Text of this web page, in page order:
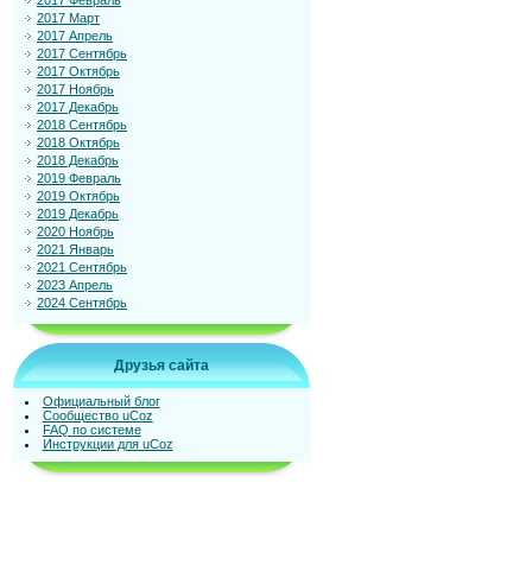
2017 Март
2017 Апрель
2017 Сентябрь
2017 Октябрь
2017 Ноябрь
2017 Декабрь
2018 Сентябрь
2018 Октябрь
2018 Декабрь
2019 Февраль
2019 Октябрь
2019 Декабрь
2020 Ноябрь
2021 Январь
2021 Сентябрь
2023 Апрель
2024 Сентябрь
Друзья сайта
Официальный блог
Сообщество uCoz
FAQ по системе
Инструкции для uCoz